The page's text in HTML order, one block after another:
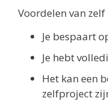
Voordelen van
Je bespaart
Je hebt
Het kan een
zelfproject